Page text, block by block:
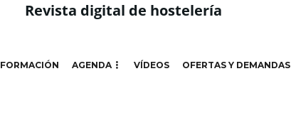
Revista digital de hostelería
FORMACIÓN AGENDA VÍDEOS OFERTAS Y DEMANDAS